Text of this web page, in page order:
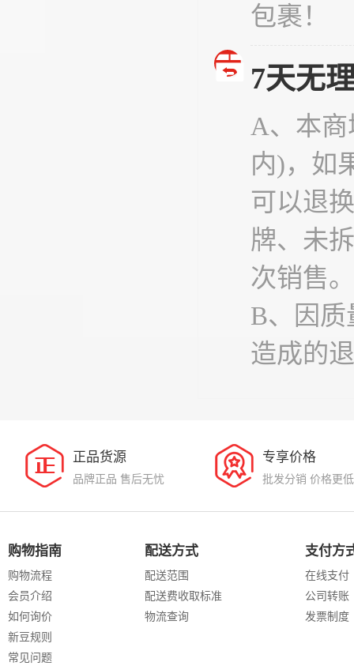
包裹！
7天无
A、本
内)，如
可以退
牌、未
次销售。
B、因
造成的
正品货源
品牌正品 售后无忧
专享价格
批发分销 价格更低
购物指南
购物流程
会员介绍
如何询价
新豆规则
常见问题
配送方式
配送范围
配送费收取标准
物流查询
支付方
在线支付
公司转账
发票制度